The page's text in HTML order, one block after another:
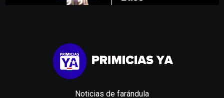
Noticias de farándula